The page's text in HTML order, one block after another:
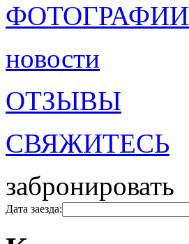
ФОТОГРАФИИ
новости
ОТЗЫВЫ
СВЯЖИТЕСЬ
забронировать
Дата заезда: